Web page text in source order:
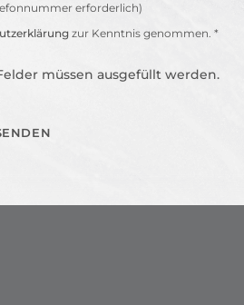
erforderlich)
zur Kenntnis genommen. *
müssen ausgefüllt werden.